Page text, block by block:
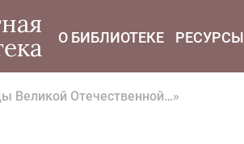
О БИБЛИОТЕКЕ РЕСУРСЫ
Великой Отечественной…»